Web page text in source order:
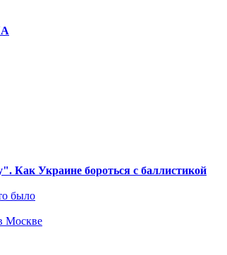
Как Украине бороться с баллистикой
было
Москве